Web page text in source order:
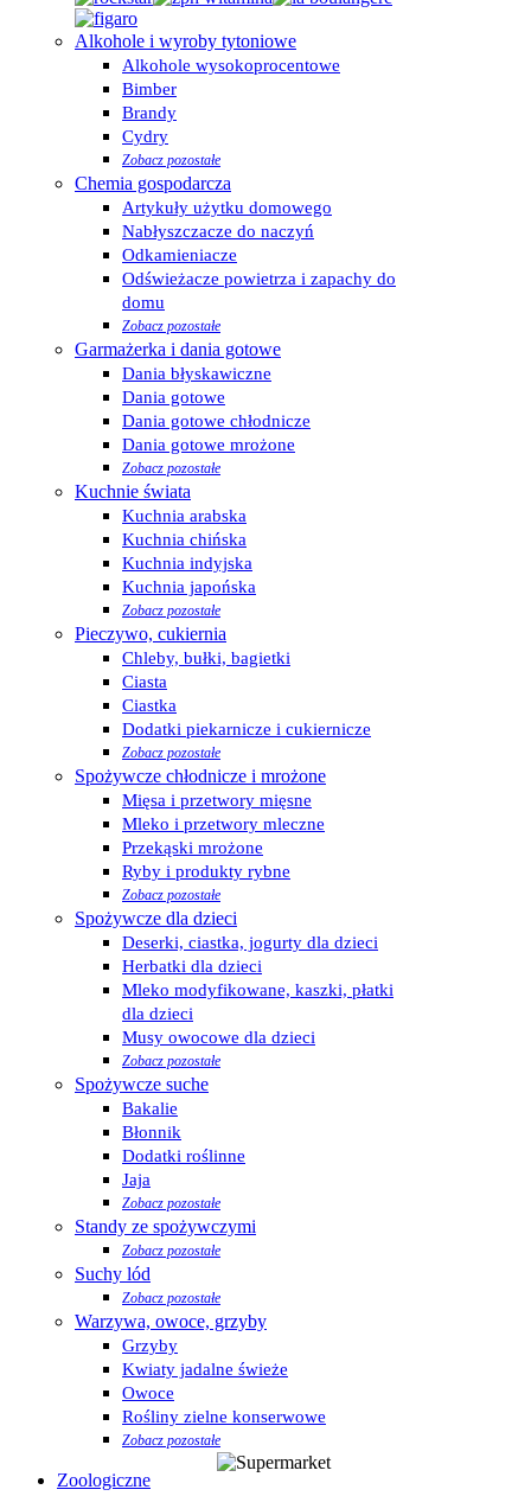
Alkohole i wyroby tytoniowe
Alkohole wysokoprocentowe
Bimber
Brandy
Cydry
Zobacz pozostałe
Chemia gospodarcza
Artykuły użytku domowego
Nabłyszczacze do naczyń
Odkamieniacze
Odświeżacze powietrza i zapachy do
domu
Zobacz pozostałe
Garmażerka i dania gotowe
Dania błyskawiczne
Dania gotowe
Dania gotowe chłodnicze
Dania gotowe mrożone
Zobacz pozostałe
Kuchnie świata
Kuchnia arabska
Kuchnia chińska
Kuchnia indyjska
Kuchnia japońska
Zobacz pozostałe
Pieczywo, cukiernia
Chleby, bułki, bagietki
Ciasta
Ciastka
Dodatki piekarnicze i cukiernicze
Zobacz pozostałe
Spożywcze chłodnicze i mrożone
Mięsa i przetwory mięsne
Mleko i przetwory mleczne
Przekąski mrożone
Ryby i produkty rybne
Zobacz pozostałe
Spożywcze dla dzieci
Deserki, ciastka, jogurty dla dzieci
Herbatki dla dzieci
Mleko modyfikowane, kaszki, płatki
dla dzieci
Musy owocowe dla dzieci
Zobacz pozostałe
Spożywcze suche
Bakalie
Błonnik
Dodatki roślinne
Jaja
Zobacz pozostałe
Standy ze spożywczymi
Zobacz pozostałe
Suchy lód
Zobacz pozostałe
Warzywa, owoce, grzyby
Grzyby
Kwiaty jadalne świeże
Owoce
Rośliny zielne konserwowe
Zobacz pozostałe
Zoologiczne